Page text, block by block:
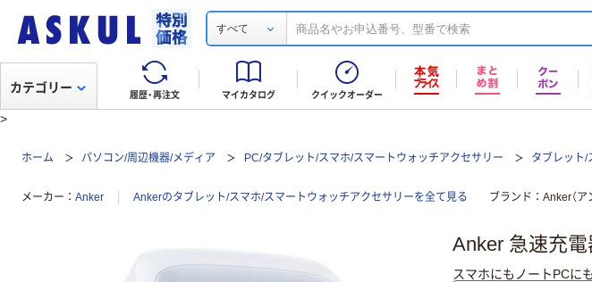
すべて
履歴・再注文 マイカタログ クイックオーダー
カテゴリー
>
ホーム パソコン/周辺機器/メディア PC/タブレット/スマホ/スマートウォッチアクセサリー タブレット/
メーカー Anker Ankerのタブレット/スマホ/スマートウォッチアクセサリーを全て見る ブランド Anker（ア
Anker 急速充
スマホにもノートPCに